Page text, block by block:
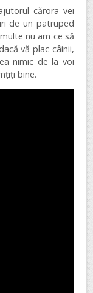
cărora vei
de un patruped
nu am ce să
vă plac câinii,
nimic de la voi
bine.